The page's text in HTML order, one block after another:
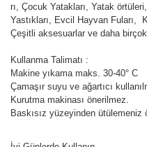
rı, Çocuk Yatakları, Yatak
Yastıkları, Evcil Hayvan Fuları,
Çeşitli aksesuarlar ve daha
Kullanma Talimatı :
Makine yıkama maks. 30-40° C
Çamaşır suyu ve ağartıcı
Kurutma makinası önerilmez.
Baskısız yüzeyinden ütülemeniz